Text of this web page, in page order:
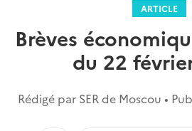
ARTICLE
Brèves
du 22
Rédigé par SER de Moscou •